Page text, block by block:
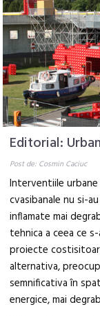
Editorial:
Post de: Cosmin Caciuc
Interventiile
cvasibanale nu si-
inflamate mai
tehnica a ceea ce
proiecte
alternativa,
semnificativa în
energice, mai